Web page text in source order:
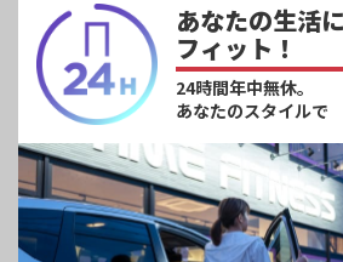
あなたの生活に
フィット！
24時間年中無休。
あなたのスタイルで